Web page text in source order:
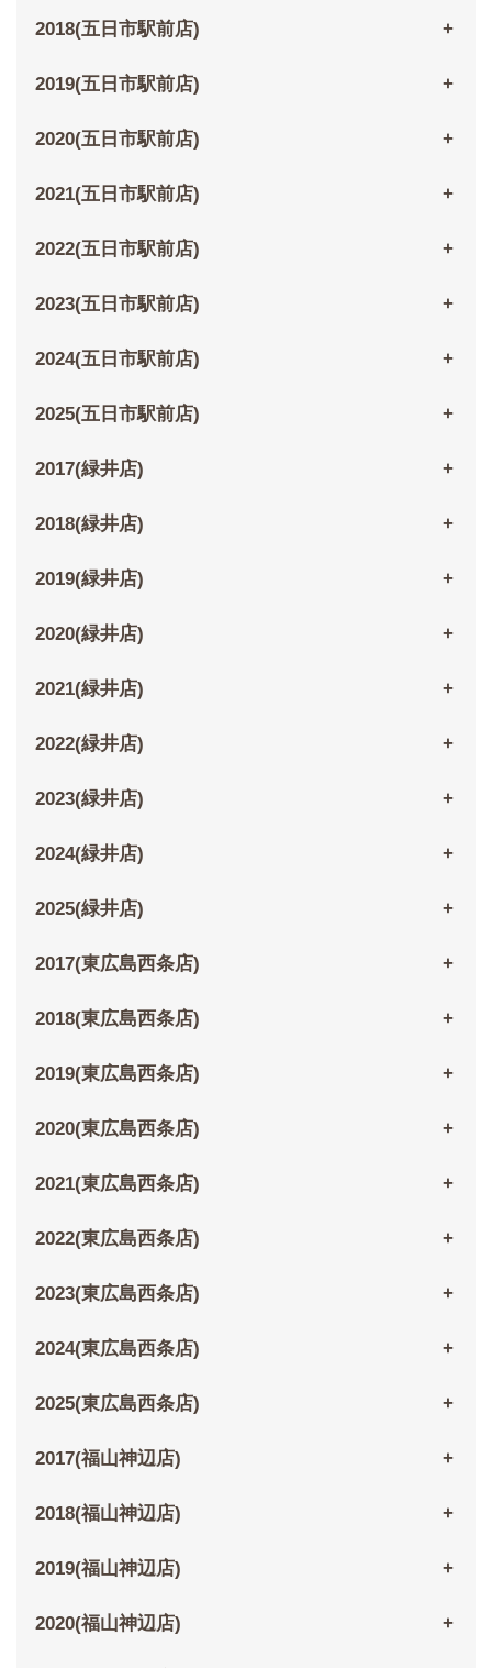
2018(五日市駅前店)
2019(五日市駅前店)
2020(五日市駅前店)
2021(五日市駅前店)
2022(五日市駅前店)
2023(五日市駅前店)
2024(五日市駅前店)
2025(五日市駅前店)
2017(緑井店)
2018(緑井店)
2019(緑井店)
2020(緑井店)
2021(緑井店)
2022(緑井店)
2023(緑井店)
2024(緑井店)
2025(緑井店)
2017(東広島西条店)
2018(東広島西条店)
2019(東広島西条店)
2020(東広島西条店)
2021(東広島西条店)
2022(東広島西条店)
2023(東広島西条店)
2024(東広島西条店)
2025(東広島西条店)
2017(福山神辺店)
2018(福山神辺店)
2019(福山神辺店)
2020(福山神辺店)